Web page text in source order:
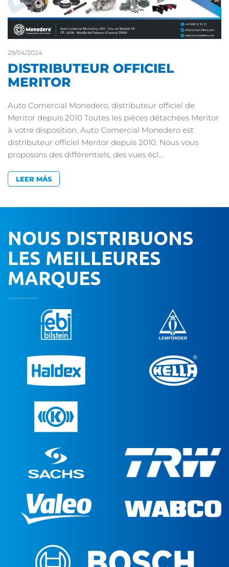
29/04/2024
DISTRIBUTEUR OFFICIEL
MERITOR
Auto Comercial Monedero, distributeur officiel de
Meritor depuis 2010 Toutes les pièces détachées Meritor
à votre disposition. Auto Comercial Monedero est
distributeur officiel Meritor depuis 2010. Nous vous
proposons des différentiels, des vues écl…
LEER MÁS
NOUS DISTRIBUONS
LES MEILLEURES
MARQUES